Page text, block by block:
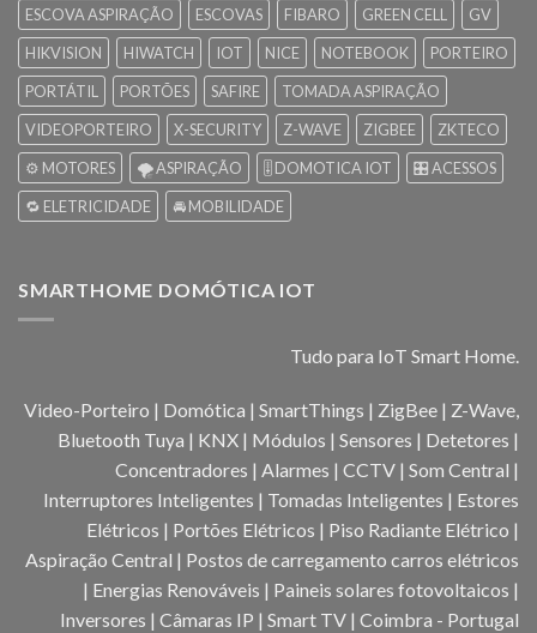
ESCOVA ASPIRAÇÃO
ESCOVAS FIBARO GREEN CELL
GV
HIKVISION
HIWATCH IOT NICE NOTEBOOK
PORTEIRO
PORTÁTIL
PORTÕES SAFIRE
TOMADA ASPIRAÇÃO
VIDEOPORTEIRO
X-SECURITY Z-WAVE ZIGBEE
ZKTECO
⚙️ MOTORES
🌪️ ASPIRAÇÃO 🎚️ DOMOTICA IOT
🎛️ ACESSOS
🔁 ELETRICIDADE
🚘 MOBILIDADE
SMARTHOME DOMÓTICA IOT
Tudo para IoT Smart Home.
Video-Porteiro | Domótica | SmartThings | ZigBee | Z-Wave,
Bluetooth Tuya | KNX | Módulos | Sensores | Detetores |
Concentradores | Alarmes | CCTV | Som Central |
Interruptores Inteligentes | Tomadas Inteligentes | Estores
Elétricos | Portões Elétricos | Piso Radiante Elétrico |
Aspiração Central | Postos de carregamento carros elétricos
| Energias Renováveis | Paineis solares fotovoltaicos |
Inversores | Câmaras IP | Smart TV | Coimbra - Portugal